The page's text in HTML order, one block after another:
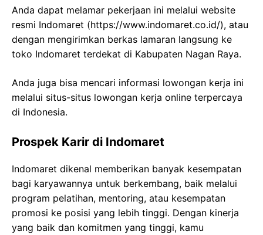
Anda dapat melamar pekerjaan ini melalui website
resmi Indomaret (https://www.indomaret.co.id/), atau
dengan mengirimkan berkas lamaran langsung ke
toko Indomaret terdekat di Kabupaten Nagan Raya.
Anda juga bisa mencari informasi lowongan kerja ini
melalui situs-situs lowongan kerja online terpercaya
di Indonesia.
Prospek Karir di Indomaret
Indomaret dikenal memberikan banyak kesempatan
bagi karyawannya untuk berkembang, baik melalui
program pelatihan, mentoring, atau kesempatan
promosi ke posisi yang lebih tinggi. Dengan kinerja
yang baik dan komitmen yang tinggi, kamu